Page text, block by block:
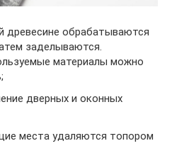
древесине обрабатываются
заделываются.
материалы можно
дверных и оконных
места удаляются топором